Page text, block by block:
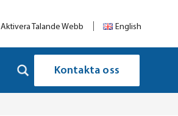
Aktivera Talande Webb English
Kontakta oss